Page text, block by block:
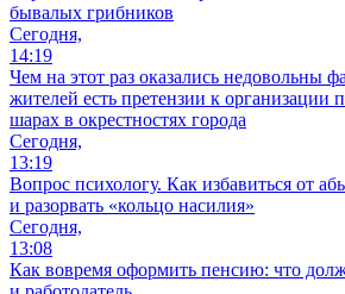
бывалых грибников
Сегодня,
14:19
Чем на этот раз оказались недовольны
жителей есть претензии к организации
шарах в окрестностях города
Сегодня,
13:19
Вопрос психологу. Как избавиться от
и разорвать «кольцо насилия»
Сегодня,
13:08
Как вовремя оформить пенсию: что